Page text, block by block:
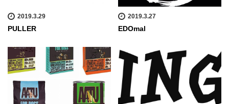
2019.3.29
PULLER
2019.3.27
EDOmal